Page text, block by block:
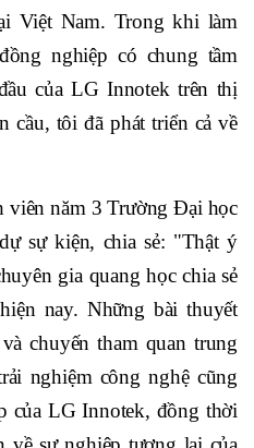
Việt Nam. Trong khi làm
nghiệp có chung tầm
của LG Innotek trên thị
cầu, tôi đã phát triển cả về
viên năm 3 Trường Đại học
sự kiện, chia sẻ: "Thật ý
gia quang học chia sẻ
nay. Những bài thuyết
chuyến tham quan trung
nghiệm công nghệ cũng
của LG Innotek, đồng thời